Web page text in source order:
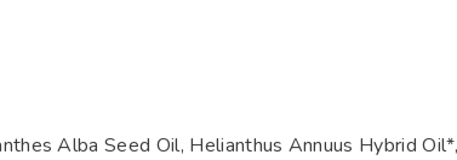
Alba Seed Oil, Helianthus Annuus Hybrid